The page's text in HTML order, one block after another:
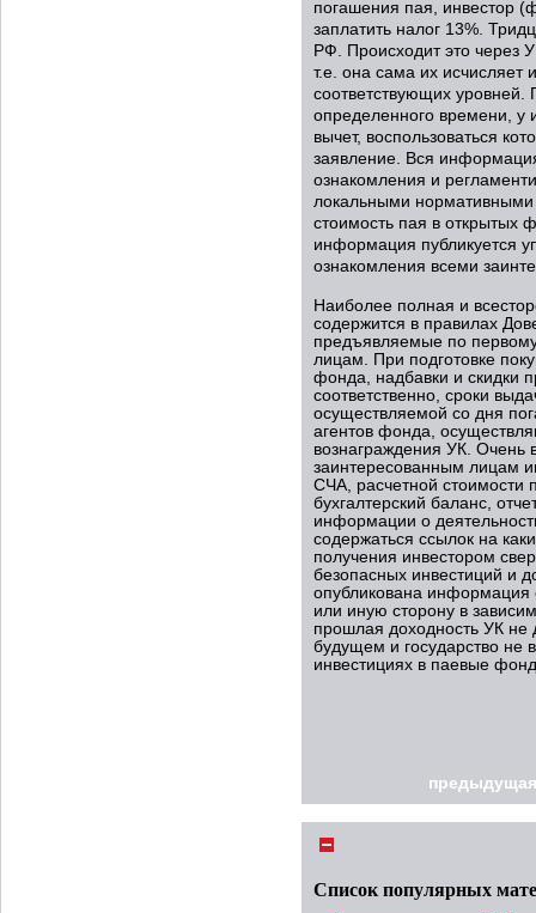
погашения пая, инвестор
заплатить налог 13%.
РФ. Происходит это через
т.е. она сама их исчисляет
соответствующих
определенного времени, у
вычет, воспользоваться
заявление. Вся
ознакомления и
локальными
стоимость пая в открытых
информация публикуется
ознакомления всеми
Наиболее полная и
содержится в правилах
предъявляемые по
лицам. При подготовке
фонда, надбавки и скидки
соответственно, сроки
осуществляемой со дня
агентов фонда,
вознаграждения УК. Очень
заинтересованным лицам
СЧА, расчетной стоимости
бухгалтерский баланс,
информации о
содержаться ссылок на
получения инвестором
безопасных инвестиций и
опубликована информация
или иную сторону в
прошлая доходность УК не
будущем и государство не
инвестициях в паевые
предыдущая
Список популярных